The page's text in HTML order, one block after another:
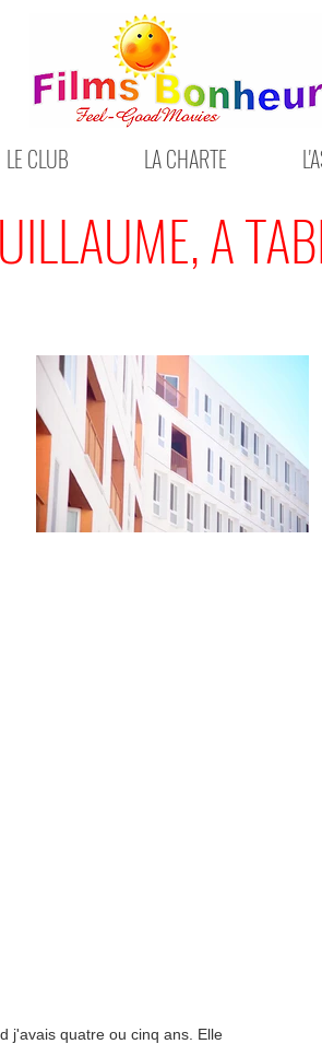
LE CLUB LA CHARTE
A
j'avais quatre ou cinq ans. Elle